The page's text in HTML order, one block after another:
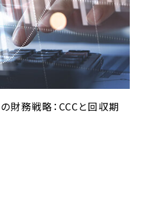
財務戦略：CCCと回収期